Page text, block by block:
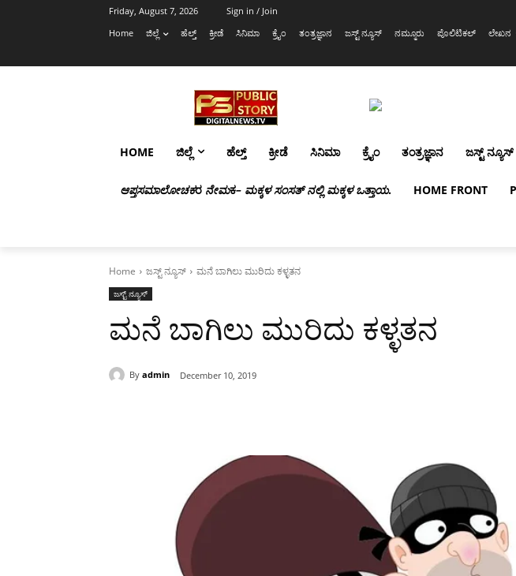
Friday, August 7, 2026
Sign in / Join
Home
ಜಿಲ್ಲೆ ಹೆಲ್ತ್ ಕ್ರೀಡೆ ಸಿನಿಮಾ ಕ್ರೈಂ ತಂತ್ರಜ್ಞಾನ ಜಸ್ಟ್ ನ್ಯೂಸ್ ನಮ್ಮೂರು ಪೊಲಿಟಿಕಲ್ ಲೇಖನ
HOME ಜಿಲ್ಲೆ ಹೆಲ್ತ್ ಕ್ರೀಡೆ ಸಿನಿಮಾ ಕ್ರೈಂ ತಂತ್ರಜ್ಞಾನ ಜಸ್ಟ್ ನ್ಯೂಸ್
ಆಪ್ತಸಮಾಲೋಚಕರ ನೇಮಕ– ಮಕ್ಕಳ ಸಂಸತ್ ನಲ್ಲಿ ಮಕ್ಕಳ ಒತ್ತಾಯ. HOME FRONT
Home ಜಸ್ಟ್ ನ್ಯೂಸ್ ಮನೆ ಬಾಗಿಲು ಮುರಿದು ಕಳ್ಳತನ
ಜಸ್ಟ್ ನ್ಯೂಸ್
ಮನೆ ಬಾಗಿಲು ಮುರಿದು ಕಳ್ಳತನ
By admin December 10, 2019